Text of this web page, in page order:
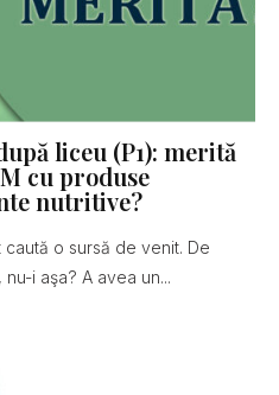
liceu (P1): merită
cu produse
nutritive?
o sursă de venit. De
i aşa? A avea un...